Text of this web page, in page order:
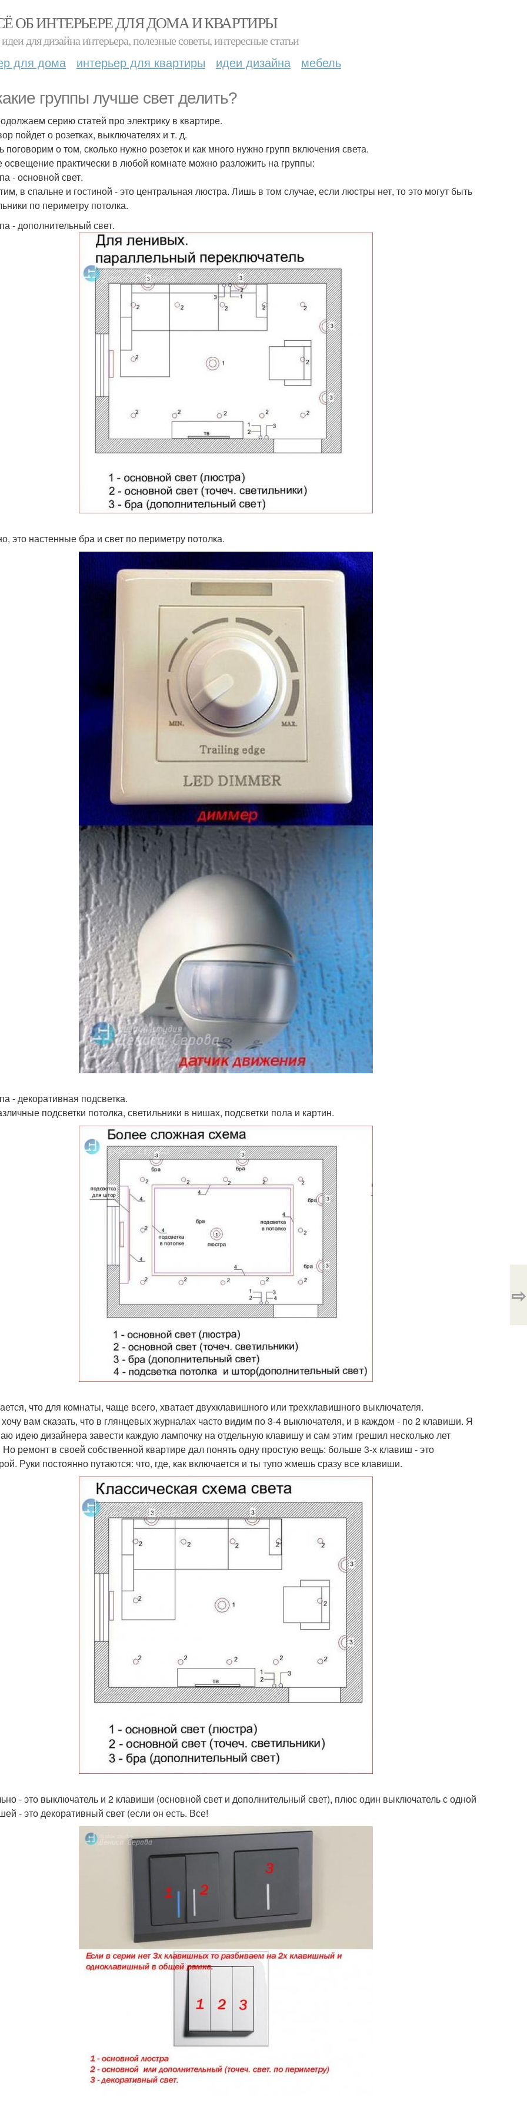
ОБ ИНТЕРЬЕРЕ ДЛЯ ДОМА И КВАРТИРЫ
для дизайна интерьера, полезные советы, интересные статьи
для дома интерьер для квартиры идеи дизайна мебель
группы лучше свет делить?
серию статей про электрику в квартире.
пойдет о розетках, выключателях и т. д.
поговорим о том, сколько нужно розеток и как много нужно групп включения света.
практически в любой комнате можно разложить на группы:
- основной свет.
в спальне и гостиной - это центральная люстра. Лишь в том случае, если люстры нет, то это могут быть
по периметру потолка.
- дополнительный свет.
это настенные бра и свет по периметру потолка.
- декоративная подсветка.
подсветки потолка, светильники в нишах, подсветки пола и картин.
что для комнаты, чаще всего, хватает двухклавишного или трехклавишного выключателя.
вам сказать, что в глянцевых журналах часто видим по 3-4 выключателя, и в каждом - по 2 клавиши. Я
идею дизайнера завести каждую лампочку на отдельную клавишу и сам этим грешил несколько лет
Но ремонт в своей собственной квартире дал понять одну простую вещь: больше 3-х клавиш - это
Руки постоянно путаются: что, где, как включается и ты тупо жмешь сразу все клавиши.
- это выключатель и 2 клавиши (основной свет и дополнительный свет), плюс один выключатель с одной
- это декоративный свет (если он есть. Все!
⇨